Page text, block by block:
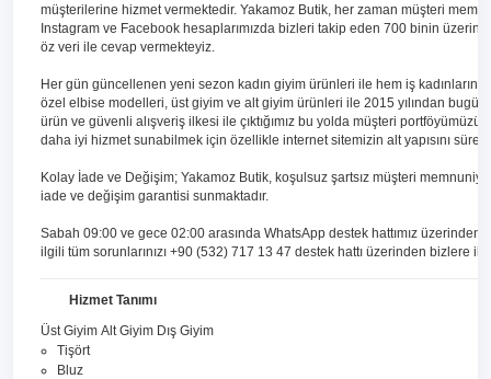
müşterilerine hizmet vermektedir. Yakamoz Butik, her zaman müşteri
Instagram ve Facebook hesaplarımızda bizleri takip eden 700 binin
öz veri ile cevap vermekteyiz.
Her gün güncellenen yeni sezon kadın giyim ürünleri ile hem iş kadınlarına
özel elbise modelleri, üst giyim ve alt giyim ürünleri ile 2015 yılından
ürün ve güvenli alışveriş ilkesi ile çıktığımız bu yolda müşteri
daha iyi hizmet sunabilmek için özellikle internet sitemizin alt yapısını
Kolay İade ve Değişim; Yakamoz Butik, koşulsuz şartsız müşteri
iade ve değişim garantisi sunmaktadır.
Sabah 09:00 ve gece 02:00 arasında WhatsApp destek hattımız
ilgili tüm sorunlarınızı +90 (532) 717 13 47 destek hattı üzerinden bizlere
Hizmet Tanımı
Üst Giyim
Tişört
Bluz
Alt Giyim Dış Giyim